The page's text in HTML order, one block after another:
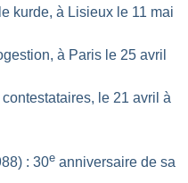
kurde, à Lisieux le 11 mai
à Paris le 25 avril
le 21 avril à
: 30e anniversaire de sa